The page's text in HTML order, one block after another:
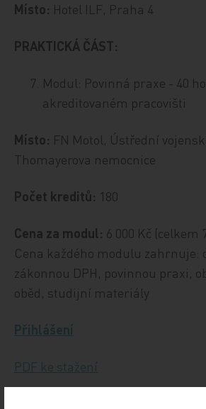
Místo: Hotel ILF, Praha 4
PRAKTICKÁ ČÁST:
Modul: Povinná praxe - 40
akreditovaném pracovišti
Místo: FN Motol, Ústřední
Thomayerova nemocnice
Počet kreditů: 180
Cena za modul: 6 000 Kč (celkem
Cena každého modulu zahrnuje:
zákonnou DPH, povinnou praxi,
oběd, studijní materiály
Přihlášení
PDF ke stažení